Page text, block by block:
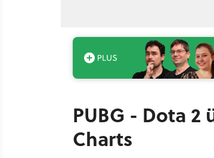
PUBG - Dota
Charts